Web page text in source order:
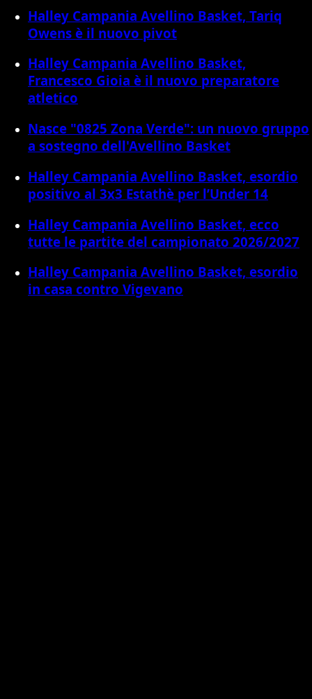
Halley Campania Avellino Basket, Tariq
Owens è il nuovo pivot
Halley Campania Avellino Basket,
Francesco Gioia è il nuovo preparatore
atletico
Nasce "0825 Zona Verde": un nuovo gruppo
a sostegno dell'Avellino Basket
Halley Campania Avellino Basket, esordio
positivo al 3x3 Estathè per l’Under 14
Halley Campania Avellino Basket, ecco
tutte le partite del campionato 2026/2027
Halley Campania Avellino Basket, esordio
in casa contro Vigevano